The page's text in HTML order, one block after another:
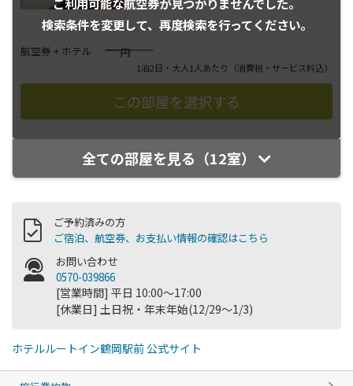
検索条件を変更して、 再度検索を行ってください。
航空券 + ホテル ――――円
1泊2日・大人1人あたり （消費税・サービス料込）
全ての部屋を見る（12室）
ご予約済みの方
ご宿泊、航空券、お支払い情報の確認はこちら
お問い合わせ
0570-039866
[営業時間] 平日 10:00～17:00
[休業日] 土日祝・年末年始(12/29～1/3)
ホテルルートイン鶴岡駅前 公式サイト